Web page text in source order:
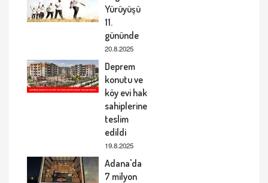
Yürüyüşü
11.
gününde
20.8.2025
Deprem
konutu ve
köy evi hak
sahiplerine
teslim
edildi
19.8.2025
Adana'da
7 milyon